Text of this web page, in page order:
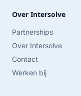
Over Intersolve
Partnerships
Over Intersolve
Contact
Werken bij